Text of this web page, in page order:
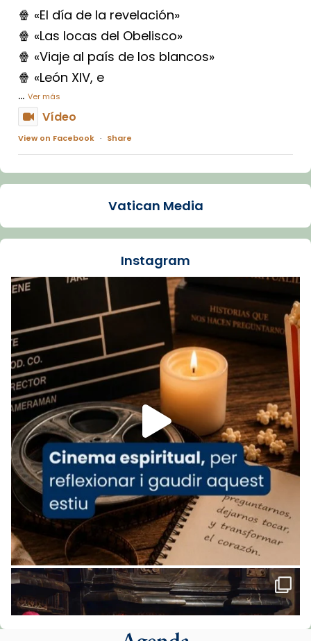
🍿 «El día de la revelación»
🍿 «Las locas del Obelisco»
🍿 «Viaje al país de los blancos»
🍿 «León XIV, e
... Ver más
Vídeo
View on Facebook · Share
Arquebisbat de Barcelona
La Carmina va patir depressió. Fa gairebé
dos mesos, a l'Estadi Lluís Companys, la
Recupera l'entrevista comp
Vatican
tican News 👇
www.vaticannews.va/es/iglesia/news/2026-
07/carmina-historia-depresion-papa-viaje-
espana-testimoni...
Foto
View on Facebook · Share
Arquebisbat de Barcelona
2 weeks ago
«Avui les santes Juliana i Semproniana ens
ajuden a alçar la mirada»
Mons. Sergi Gordo, bisbe de Tortosa, ha
presidit aquest 27 de juliol la missa de Les
Santes de Mataró.
🔗tinyurl.com/cvu5jmbk
📸 J. Merino
Vatican Media
Instagram